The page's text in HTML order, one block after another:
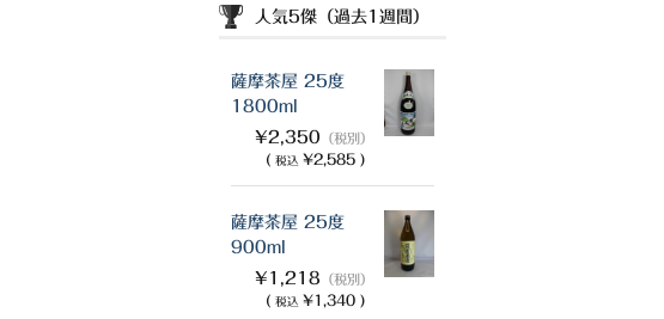
人気5傑（過去1週間）
薩摩茶屋 25度
1800ml
¥2,350 （税別）
( 税込 ¥2,585 )
薩摩茶屋 25度
900ml
¥1,218 （税別）
( 税込 ¥1,340 )